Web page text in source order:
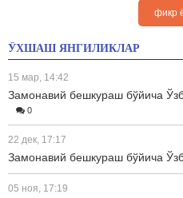
фикр
ЎХШАШ ЯНГИЛИКЛАР
15 мар, 14:42
Замонавий бешкураш бўйича
0
22 дек, 17:17
Замонавий бешкураш бўйича
05 ноя, 17:19